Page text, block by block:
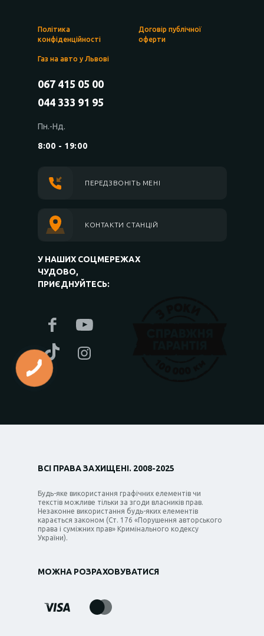
Політика
конфіденційності
Договір публічної
оферти
Газ на авто у Львові
067 415 05 00
044 333 91 95
Пн.-Нд.
8:00 - 19:00
ПЕРЕДЗВОНІТЬ МЕНІ
КОНТАКТИ СТАНЦІЙ
У НАШИХ СОЦМЕРЕЖАХ
ЧУДОВО,
ПРИЄДНУЙТЕСЬ:
ВСІ ПРАВА ЗАХИЩЕНІ. 2008-2025
Будь-яке використання графічних елементів чи
текстів можливе тільки за згоди власників прав.
Незаконне використання будь-яких елементів
карається законом (Ст. 176 «Порушення авторського
права і суміжних прав» Кримінального кодексу
України).
МОЖНА РОЗРАХОВУВАТИСЯ